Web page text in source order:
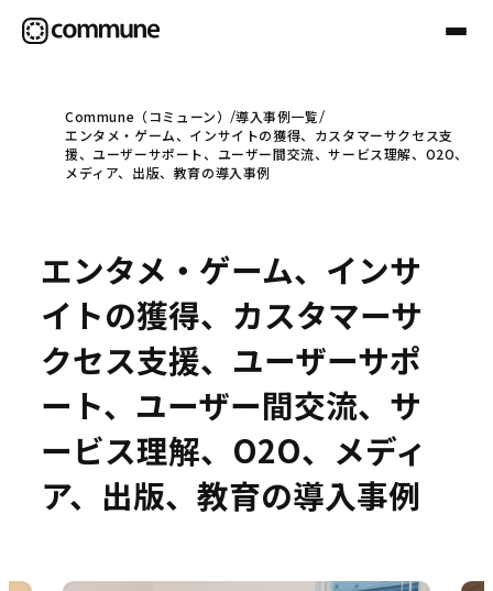
Communeについて
事例
セミナー
お役立ち情報
Commune（コミューン）
導入事例一覧
エンタメ・ゲーム、インサイトの獲得、カスタマーサクセス支
援、ユーザーサポート、ユーザー間交流、サービス理解、O2O、
メディア、出版、教育の導入事例
エンタメ・ゲーム、インサ
イトの獲得、カスタマーサ
クセス支援、ユーザーサポ
ート、ユーザー間交流、サ
ービス理解、O2O、メディ
ア、出版、教育の導入事例